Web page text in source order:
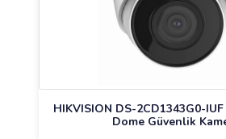
HIKVISION DS-2CD1343G0-
Dome Güvenlik